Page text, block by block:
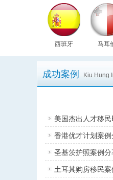
西班牙 马耳
成功案例 Kiu Hung
美国杰出人才移
香港优才计划案
圣基茨护照案例
土耳其购房移民